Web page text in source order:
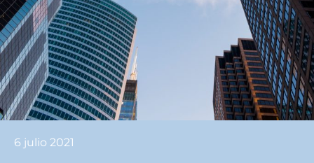
6 julio 2021